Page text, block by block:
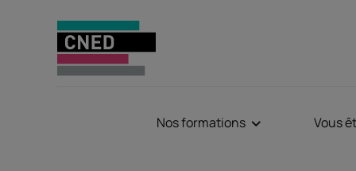
Nos formations Vous